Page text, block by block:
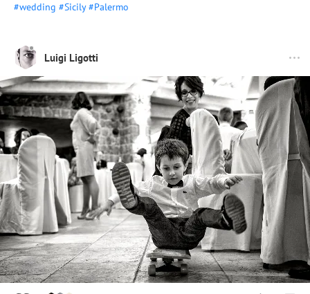
#wedding #Sicily #Palermo
Luigi Ligotti